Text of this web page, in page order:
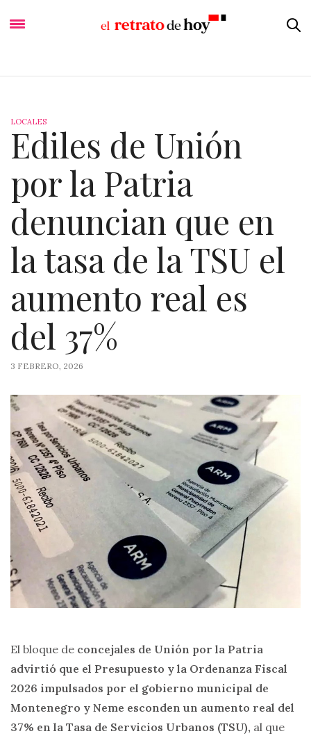
LOCALES
Ediles de Unión
por la Patria
denuncian que en
la tasa de la TSU el
aumento real es
del 37%
3 FEBRERO, 2026
El bloque de concejales de Unión por la Patria
advirtió que el Presupuesto y la Ordenanza Fiscal
2026 impulsados por el gobierno municipal de
Montenegro y Neme esconden un aumento real del
37% en la Tasa de Servicios Urbanos (TSU), al que